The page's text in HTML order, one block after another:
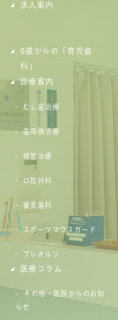
求人案内
0歳からの「育児歯
科」
診療案内
むし歯治療
歯周病治療
根管治療
口腔外科
審美歯科
スポーツマウスガード
プレオルソ
医療コラム
その他・医院からのお知
らせ